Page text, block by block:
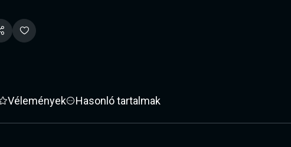
Vélemények Hasonló tartalmak